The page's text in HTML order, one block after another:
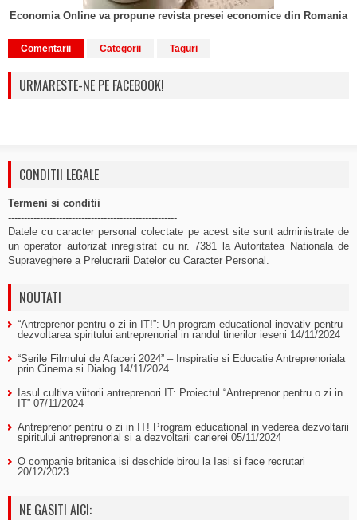
Economia Online va propune revista presei economice din Romania
Comentarii Categorii Taguri
URMARESTE-NE PE FACEBOOK!
CONDITII LEGALE
Termeni si conditii
-----------------------------------------------------
Datele cu caracter personal colectate pe acest site sunt administrate de
un operator autorizat inregistrat cu nr. 7381 la Autoritatea Nationala de
Supraveghere a Prelucrarii Datelor cu Caracter Personal.
NOUTATI
“Antreprenor pentru o zi in IT!”: Un program educational inovativ pentru
dezvoltarea spiritului antreprenorial in randul tinerilor ieseni 14/11/2024
“Serile Filmului de Afaceri 2024” – Inspiratie si Educatie Antreprenoriala
prin Cinema si Dialog 14/11/2024
Iasul cultiva viitorii antreprenori IT: Proiectul “Antreprenor pentru o zi in
IT” 07/11/2024
Antreprenor pentru o zi in IT! Program educational in vederea dezvoltarii
spiritului antreprenorial si a dezvoltarii carierei 05/11/2024
O companie britanica isi deschide birou la Iasi si face recrutari
20/12/2023
NE GASITI AICI: